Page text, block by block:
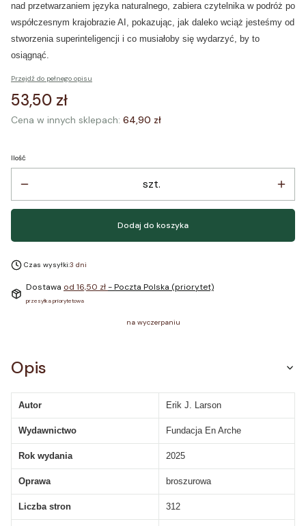
nad przetwarzaniem języka naturalnego, zabiera czytelnika w podróż po
współczesnym krajobrazie AI, pokazując, jak daleko wciąż jesteśmy od
stworzenia superinteligencji i co musiałoby się wydarzyć, by to
osiągnąć.
Przejdź do pełnego opisu
Cena
53,50 zł
Cena w innych sklepach: 64,90 zł
Ilość
szt.
Dodaj do koszyka
Czas wysyłki:3 dni
Dostawa od 16,50 zł- Poczta Polska (priorytet)
przesyłka priorytetowa
na wyczerpaniu
Opis
Autor Erik J. Larson
Wydawnictwo Fundacja En Arche
Rok wydania 2025
Oprawa broszurowa
Liczba stron 312